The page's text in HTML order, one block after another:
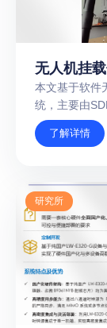
无人机挂
本文基于软件
统，主要由
了解详情
研究所